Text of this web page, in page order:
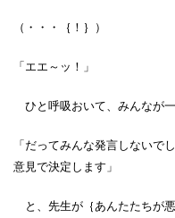
（・・・｛！｝）
「エエ～ッ！」
ひと呼吸おいて、みんなが一
「だってみんな発言しない
意見で決定します」
と、先生が｛あんたたちが